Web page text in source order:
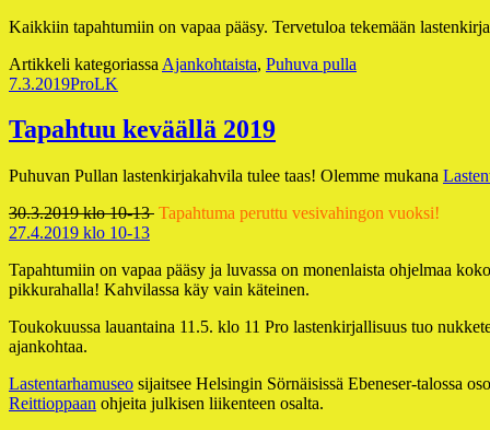
Kaikkiin tapahtumiin on vapaa pääsy. Tervetuloa tekemään
Artikkeli kategoriassa Ajankohtaista, Puhuva pulla
Julkaistu
7.3.2019Kirjoittaja
ProLK
Tapahtuu keväällä 2019
Puhuvan Pullan lastenkirjakahvila tulee taas! Olemme mukana
30.3.2019 klo 10-13 Tapahtuma peruttu vesivahingon vuoksi!
27.4.2019 klo 10-13
Tapahtumiin on vapaa pääsy ja luvassa on monenlaista ohjelmaa
pikkurahalla! Kahvilassa käy vain käteinen.
Toukokuussa lauantaina 11.5. klo 11 Pro lastenkirjallisuus tuo
ajankohtaa.
Lastentarhamuseo sijaitsee Helsingin Sörnäisissä Ebeneser-talossa
Reittioppaan ohjeita julkisen liikenteen osalta.